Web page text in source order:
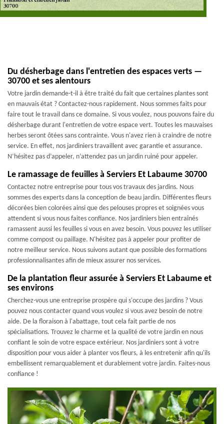
Du désherbage dans l'entretien des espaces verts —
30700 et ses alentours
Votre jardin demande-t-il à être traité du fait que certaines plantes sont
en mauvais état ? Contactez-nous rapidement. Nous sommes faits pour
faire tout le travail dans ce domaine. Si vous voulez, nous pouvons faire du
désherbage durant l'entretien de votre espace vert. Toutes les mauvaises
herbes seront ôtées sans contrainte. Vous n'avez rien à craindre de notre
service. En effet, nos jardiniers travaillent avec garantie et assurance.
N’hésitez pas d’appeler, n’attendez pas un jardin ruiné pour appeler.
Le ramassage de feuilles à Serviers Et Labaume 30700
Contactez notre entreprise pour tous vos travaux des jardins. Nous
sommes des experts dans la conception de beau jardin. Différentes fleurs
décorées bien colorées ainsi que des pelouses propres et soignées vous
attendent si vous nous faites confiance. Nos jardiniers bien entraînés
ramassent aussi les feuilles si vous en avez besoin. Vous pouvez les utiliser
comme compost ou paillage. N'hésitez pas à appeler pour profiter de
notre meilleur service. Nous suivons autant que possible des formations
professionnalisantes afin de mieux assurer nos services.
De la plantation fleur assurée à Serviers Et Labaume et
ses environs
Cherchez-vous une entreprise prospère qui s'occupe des jardins ? Vous
pouvez nous contacter quand vous voulez si vous avez besoin de notre
aide. De la floraison à l'abattage, tout cela fait partie de nos
spécialisations. Trouvez le charme et la qualité de votre jardin en nous
confiant le soin de votre espace extérieur. Nos jardiniers sont à votre
disposition pour vous aider à planter vos fleurs, à les entretenir afin qu'ils
embellissent remarquablement et durablement votre jardin. Faites-nous
confiance !